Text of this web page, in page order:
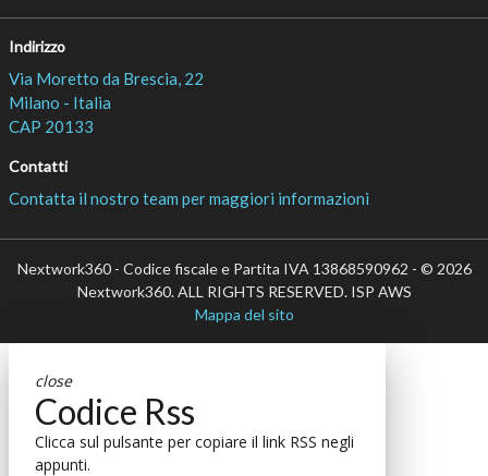
Indirizzo
Via Moretto da Brescia, 22
Milano - Italia
CAP 20133
Contatti
Contatta il nostro team per maggiori informazioni
Nextwork360 - Codice fiscale e Partita IVA 13868590962 - © 2026
Nextwork360. ALL RIGHTS RESERVED. ISP AWS
Mappa del sito
close
Codice Rss
Clicca sul pulsante per copiare il link RSS negli
appunti.